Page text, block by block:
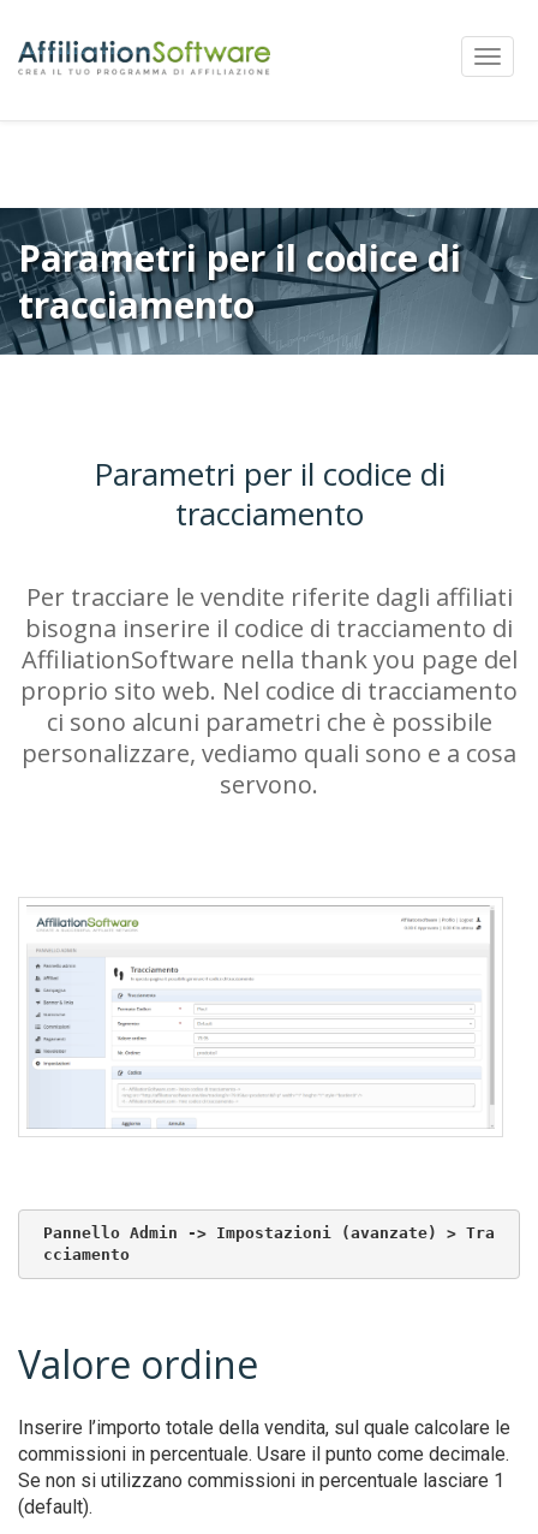
Menu
Navigazione
articolo
Parametri per il codice di
tracciamento
Parametri per il codice di
tracciamento
Per tracciare le vendite riferite dagli affiliati
bisogna inserire il codice di tracciamento di
AffiliationSoftware nella thank you page del
proprio sito web. Nel codice di tracciamento
ci sono alcuni parametri che è possibile
personalizzare, vediamo quali sono e a cosa
servono.
Pannello Admin -> Impostazioni (avanzate) > Tra
cciamento
Valore ordine
Inserire l’importo totale della vendita, sul quale calcolare le
commissioni in percentuale. Usare il punto come decimale.
Se non si utilizzano commissioni in percentuale lasciare 1
(default).